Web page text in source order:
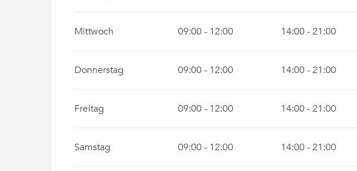
Mittwoch 09:00 - 12:00 14:00 - 21:00
Donnerstag 09:00 - 12:00 14:00 - 21:00
Freitag 09:00 - 12:00 14:00 - 21:00
Samstag 09:00 - 12:00 14:00 - 21:00